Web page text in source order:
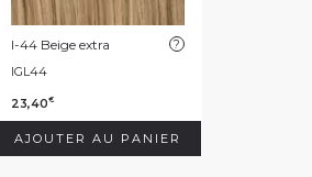
I-44 Beige extra
?
IGL44
23,40€
AJOUTER AU PANIER